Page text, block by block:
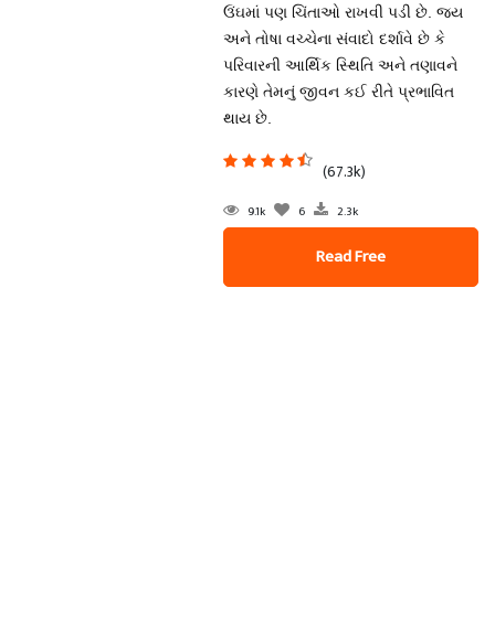
ઉંઘમાં પણ ચિંતાઓ રાખવી પડી છે. જય
અને તોષા વચ્ચેના સંવાદો દર્શાવે છે કે
પરિવારની આર્થિક સ્થિતિ અને તણાવને
કારણે તેમનું જીવન કઈ રીતે પ્રભાવિત
થાય છે.
(67.3k)
9.1k 6 2.3k
Read Free